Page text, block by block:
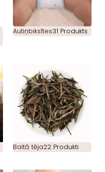
Autiņbiksītes31 Produkts
Baltā tēja22 Produkti